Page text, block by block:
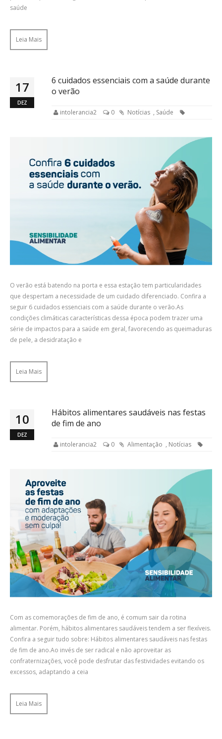
saúde
Leia Mais
17
DEZ
6 cuidados essenciais com a saúde durante
o verão
intolerancia2 0 Notícias , Saúde
O verão está batendo na porta e essa estação tem particularidades
que despertam a necessidade de um cuidado diferenciado. Confira a
seguir 6 cuidados essenciais com a saúde durante o verão.As
condições climáticas características dessa época podem trazer uma
série de impactos para a saúde em geral, favorecendo as queimaduras
de pele, a desidratação e
Leia Mais
10
DEZ
Hábitos alimentares saudáveis nas festas
de fim de ano
intolerancia2 0 Alimentação , Notícias
Com as comemorações de fim de ano, é comum sair da rotina
alimentar. Porém, hábitos alimentares saudáveis tendem a ser flexíveis.
Confira a seguir tudo sobre: Hábitos alimentares saudáveis nas festas
de fim de ano.Ao invés de ser radical e não aproveitar as
confraternizações, você pode desfrutar das festividades evitando os
excessos, adaptando a ceia
Leia Mais